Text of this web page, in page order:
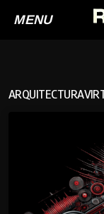
MENU